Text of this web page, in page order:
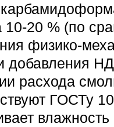
10-20 % (по
физико-
добавления
расхода
ГОСТу